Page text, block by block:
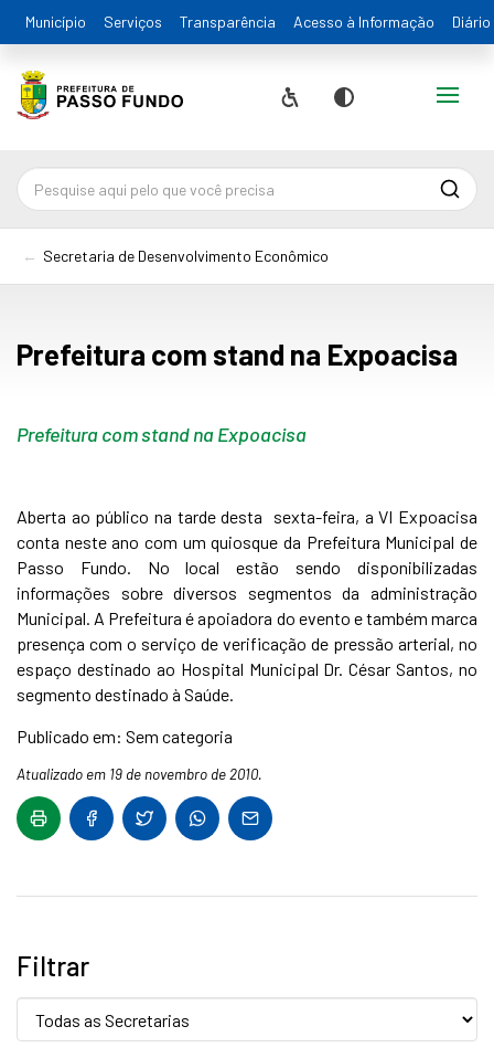
Município Serviços Transparência Acesso à Informação
Acessibilidade
Contraste
Alternar
Secretaria de Desenvolvimento Econômico
Prefeitura com stand na Expoacisa
Prefeitura com stand na Expoacisa
Aberta ao público na tarde desta sexta-feira, a VI Expoacisa
conta neste ano com um quiosque da Prefeitura Municipal de
Passo Fundo. No local estão sendo disponibilizadas
informações sobre diversos segmentos da administração
Municipal. A Prefeitura é apoiadora do evento e também marca
presença com o serviço de verificação de pressão arterial, no
espaço destinado ao Hospital Municipal Dr. César Santos, no
segmento destinado à Saúde.
Publicado em: Sem categoria
Atualizado em 19 de novembro de 2010.
Filtrar